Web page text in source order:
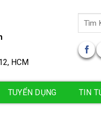
HCM
Tìm
TUYỂN DỤNG TIN